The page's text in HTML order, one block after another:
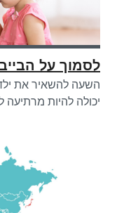
לסמוך על
השעה להשאיר את
יכולה להיות